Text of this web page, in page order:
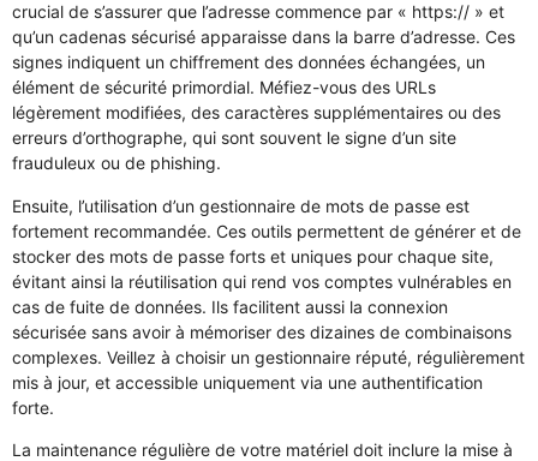
crucial de s’assurer que l’adresse commence par « https:// » et
qu’un cadenas sécurisé apparaisse dans la barre d’adresse. Ces
signes indiquent un chiffrement des données échangées, un
élément de sécurité primordial. Méfiez-vous des URLs
légèrement modifiées, des caractères supplémentaires ou des
erreurs d’orthographe, qui sont souvent le signe d’un site
frauduleux ou de phishing.
Ensuite, l’utilisation d’un gestionnaire de mots de passe est
fortement recommandée. Ces outils permettent de générer et de
stocker des mots de passe forts et uniques pour chaque site,
évitant ainsi la réutilisation qui rend vos comptes vulnérables en
cas de fuite de données. Ils facilitent aussi la connexion
sécurisée sans avoir à mémoriser des dizaines de combinaisons
complexes. Veillez à choisir un gestionnaire réputé, régulièrement
mis à jour, et accessible uniquement via une authentification
forte.
La maintenance régulière de votre matériel doit inclure la mise à